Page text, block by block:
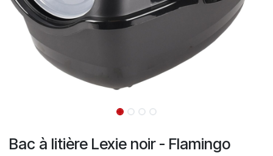
Bac à litière Lexie noir - Flamingo